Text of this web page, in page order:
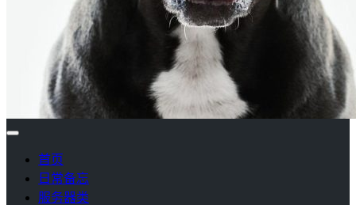
首页
日常备忘
服务器类